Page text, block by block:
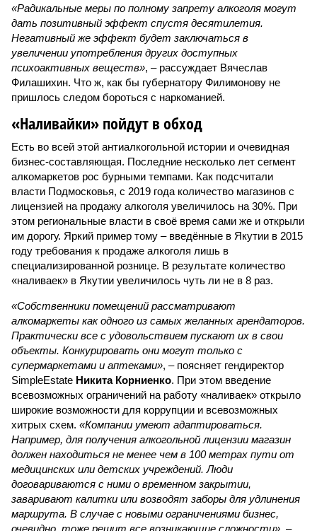
«Радикальные меры по полному запрету алкоголя могут
дать позитивный эффект спустя десятилетия.
Негативный же эффект будет заключаться в
увеличении употребления других доступных
психоактивных веществ», – рассуждает Вячеслав
Филашихин. Что ж, как бы губернатору Филимонову не
пришлось следом бороться с наркоманией.
«Наливайки» пойдут в обход
Есть во всей этой антиалкогольной истории и очевидная
бизнес-составляющая. Последние несколько лет сегмент
алкомаркетов рос бурными темпами. Как подсчитали
власти Подмосковья, с 2019 года количество магазинов с
лицензией на продажу алкоголя увеличилось на 30%. При
этом региональные власти в своё время сами же и открыли
им дорогу. Яркий пример тому – введённые в Якутии в 2015
году требования к продаже алкоголя лишь в
специализированной рознице. В результате количество
«наливаек» в Якутии увеличилось чуть ли не в 8 раз.
«Собственники помещений рассматривают
алкомаркеты как одного из самых желанных арендаторов.
Практически все с удовольствием пускают их в свои
объекты. Конкурировать они могут только с
супермаркетами и аптеками», – поясняет гендиректор
SimpleEstate Никита Корниенко. При этом введение
всевозможных ограничений на работу «наливаек» открыло
широкие возможности для коррупции и всевозможных
хитрых схем. «Компании умеют адаптироваться.
Например, для получения алкогольной лицензии магазин
должен находиться не менее чем в 100 метрах пути от
медицинских или детских учреждений. Люди
договариваются с ними о временном закрытии,
заваривают калитки или возводят заборы для удлинения
маршрута. В случае с новыми ограничениями бизнес,
очевидно, тоже решит все возникающие сложности» , –